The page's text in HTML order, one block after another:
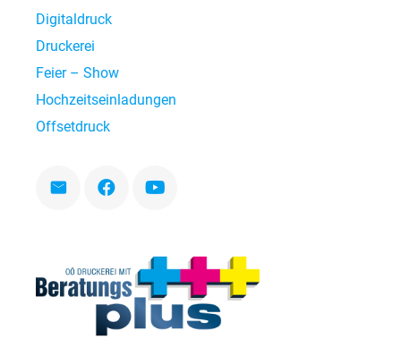
Digitaldruck
Druckerei
Feier – Show
Hochzeitseinladungen
Offsetdruck